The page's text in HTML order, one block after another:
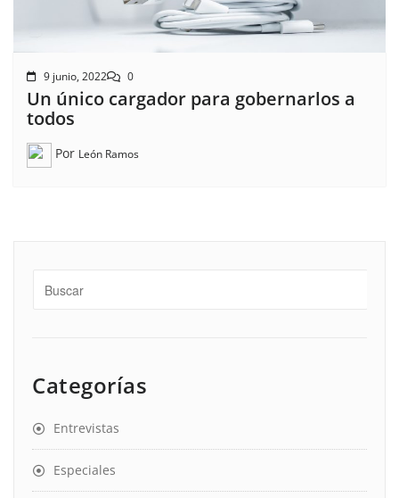
9 junio, 2022 0
Un único cargador para gobernarlos a
todos
Por León Ramos
Categorías
Entrevistas
Especiales